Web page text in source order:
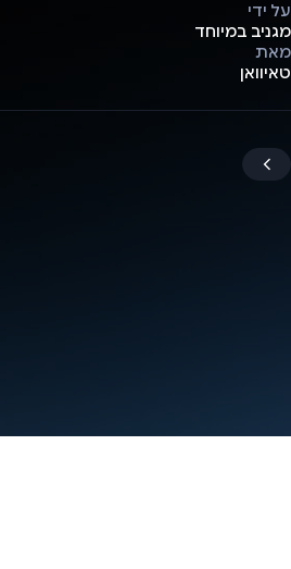
על ידי
מגניב במיוחד
מאת
טאיוואן